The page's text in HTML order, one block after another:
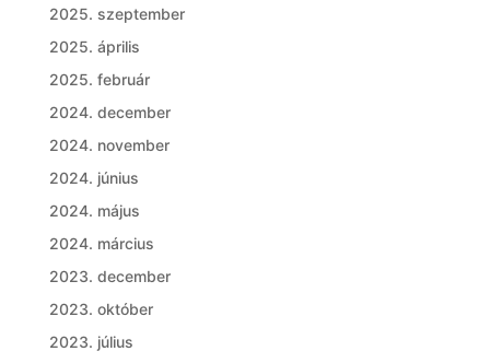
2025. szeptember
2025. április
2025. február
2024. december
2024. november
2024. június
2024. május
2024. március
2023. december
2023. október
2023. július